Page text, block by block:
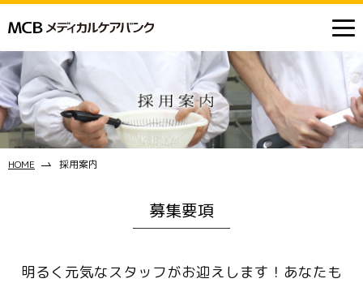
HOME 採用案内
募集要項
明るく元気なスタッフがお迎えします！あなたも